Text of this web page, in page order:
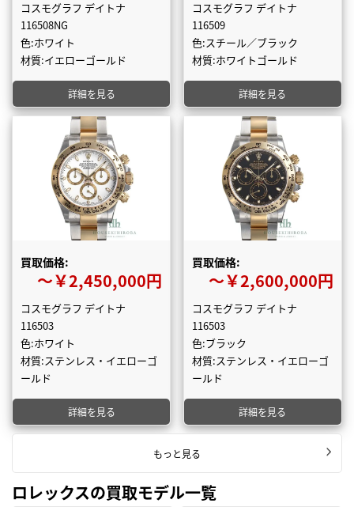
コスモグラフ デイトナ
116508NG
色:ホワイト
材質:イエローゴールド
詳細を見る
コスモグラフ デイトナ
116509
色:スチール／ブラック
材質:ホワイトゴールド
詳細を見る
買取価格:
〜￥2,450,000円
コスモグラフ デイトナ
116503
色:ホワイト
材質:ステンレス・イエローゴ
ールド
詳細を見る
買取価格:
〜￥2,600,000円
コスモグラフ デイトナ
116503
色:ブラック
材質:ステンレス・イエローゴ
ールド
詳細を見る
もっと見る
ロレックスの買取モデル一覧